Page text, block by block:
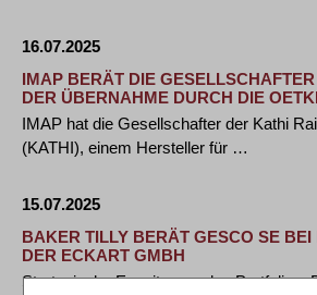
16.07.2025
IMAP BERÄT DIE
DER ÜBERNAHME DURCH DIE
IMAP hat die Gesellschafter der Kathi
(KATHI), einem Hersteller für …
15.07.2025
BAKER TILLY BERÄT GESCO SE
DER ECKART GMBH
Strategische Erweiterung des Portfolios: